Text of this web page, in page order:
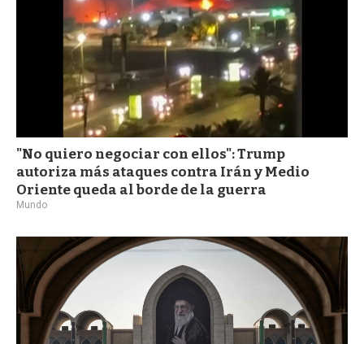
"No quiero negociar con ellos": Trump
autoriza más ataques contra Irán y Medio
Oriente queda al borde de la guerra
Mundo